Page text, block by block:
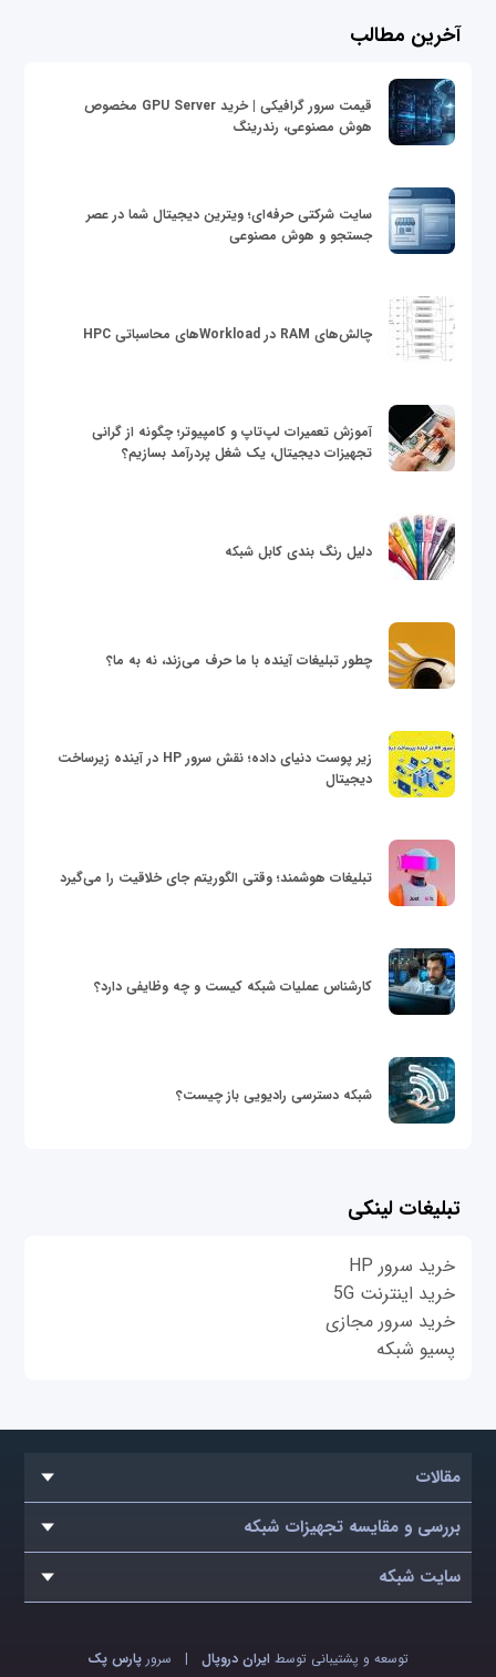
آخرین مطالب
قیمت سرور گرافیکی | خرید GPU Server مخصوص
هوش مصنوعی، رندرینگ
سایت شرکتی حرفه‌ای؛ ویترین دیجیتال شما در عصر
جستجو و هوش مصنوعی
چالش‌های RAM در Workloadهای محاسباتی HPC
آموزش تعمیرات لپ‌تاپ و کامپیوتر؛ چگونه از گرانی
تجهیزات دیجیتال، یک شغل پردرآمد بسازیم؟
دلیل رنگ بندی کابل شبکه
چطور تبلیغات آینده با ما حرف می‌زند، نه به ما؟
زیر پوست دنیای داده؛ نقش سرور HP در آینده زیرساخت
دیجیتال
تبلیغات هوشمند؛ وقتی الگوریتم جای خلاقیت را می‌گیرد
کارشناس عملیات شبکه کیست و چه وظایفی دارد؟
شبکه دسترسی رادیویی باز چیست؟
تبلیغات لینکی
خرید سرور HP
خرید اینترنت 5G
خرید سرور مجازی
پسیو شبکه
مقالات
بررسی و مقایسه تجهیزات شبکه
سایت شبکه
توسعه و پشتیبانی توسط ایران دروپال| سرور پارس پک